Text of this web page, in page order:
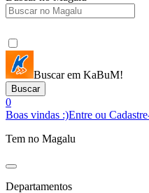
Buscar em KaBuM!
Buscar
0
Boas vindas :)Entre ou
Tem no Magalu
Departamentos